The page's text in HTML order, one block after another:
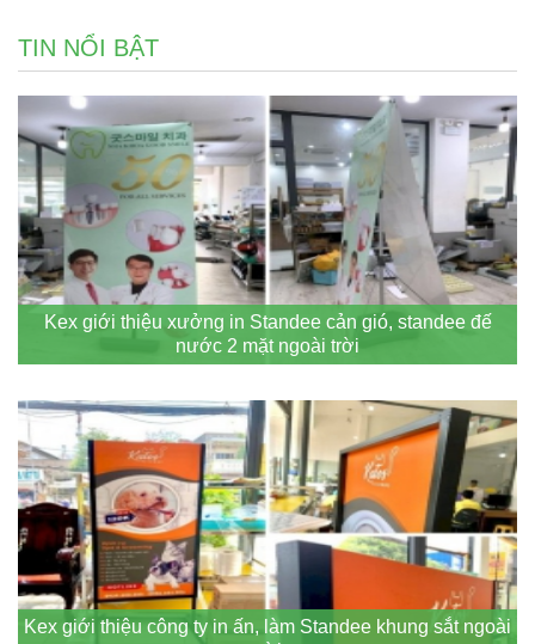
TIN NỔI BẬT
Kex giới thiệu xưởng in Standee cản gió, standee đế
nước 2 mặt ngoài trời
Kex giới thiệu công ty in ấn, làm Standee khung sắt ngoài